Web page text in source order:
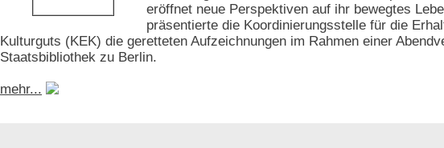
eröffnet neue Perspektiven auf ihr bewegtes
präsentierte die Koordinierungsstelle für die
Kulturguts (KEK) die geretteten Aufzeichnungen im Rahmen einer
Staatsbibliothek zu Berlin.
mehr...